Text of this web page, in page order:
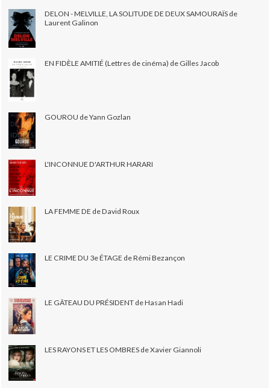
DELON - MELVILLE, LA SOLITUDE DE DEUX SAMOURAÏS de
Laurent Galinon
EN FIDÈLE AMITIÉ (Lettres de cinéma) de Gilles Jacob
GOUROU de Yann Gozlan
L'INCONNUE D'ARTHUR HARARI
LA FEMME DE de David Roux
LE CRIME DU 3e ÉTAGE de Rémi Bezançon
LE GÂTEAU DU PRÉSIDENT de Hasan Hadi
LES RAYONS ET LES OMBRES de Xavier Giannoli